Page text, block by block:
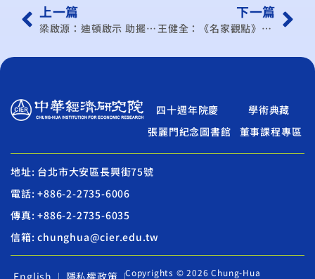
上一篇
梁啟源：迪頓啟示 助擺脫貧窮
下一篇
王健全：《名家觀點》面對新經濟 台灣要懂得說Yes
四十週年院慶
學術典藏
張麗門紀念圖書館
董事課程專區
地址: 台北市大安區長興街75號
電話: +886-2-2735-6006
傳真: +886-2-2735-6035
信箱: chunghua@cier.edu.tw
Copyrights © 2026 Chung-Hua